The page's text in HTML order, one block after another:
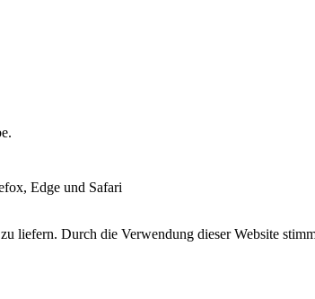
Edge und Safari
liefern. Durch die Verwendung dieser Website